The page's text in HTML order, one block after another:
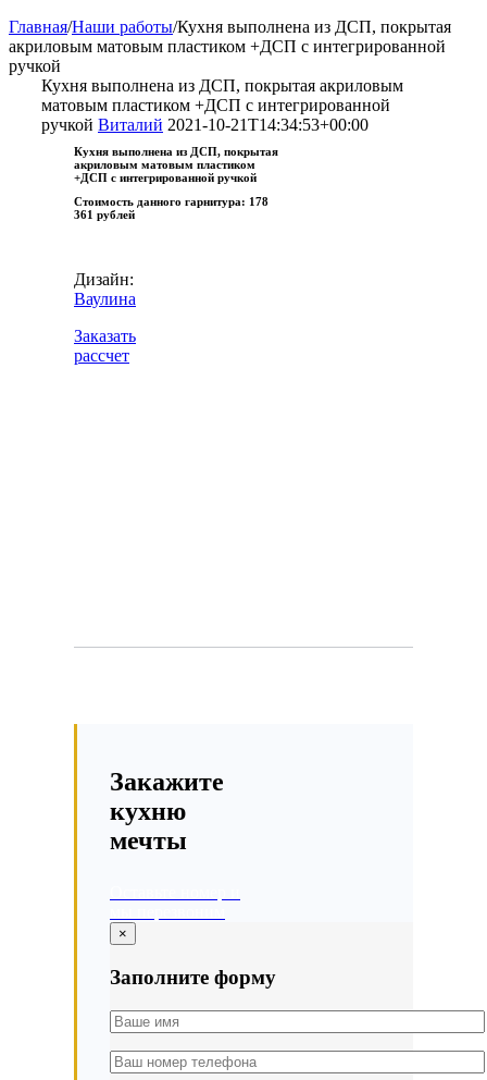
Главная/Наши работы/Кухня выполнена из ДСП, покрытая
акриловым матовым пластиком +ДСП с интегрированной
ручкой
Кухня выполнена из ДСП, покрытая акриловым
матовым пластиком +ДСП с интегрированной
ручкой Виталий 2021-10-21T14:34:53+00:00
Кухня выполнена из ДСП, покрытая
акриловым матовым пластиком
+ДСП с интегрированной ручкой
Стоимость данного гарнитура: 178
361 рублей
Дизайн:
Ваулина
Заказать
рассчет
Закажите
кухню
мечты
×
Заполните форму